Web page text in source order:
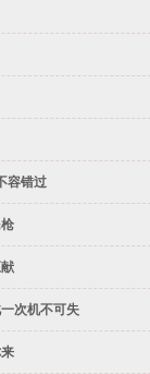
容错过
次机不可失